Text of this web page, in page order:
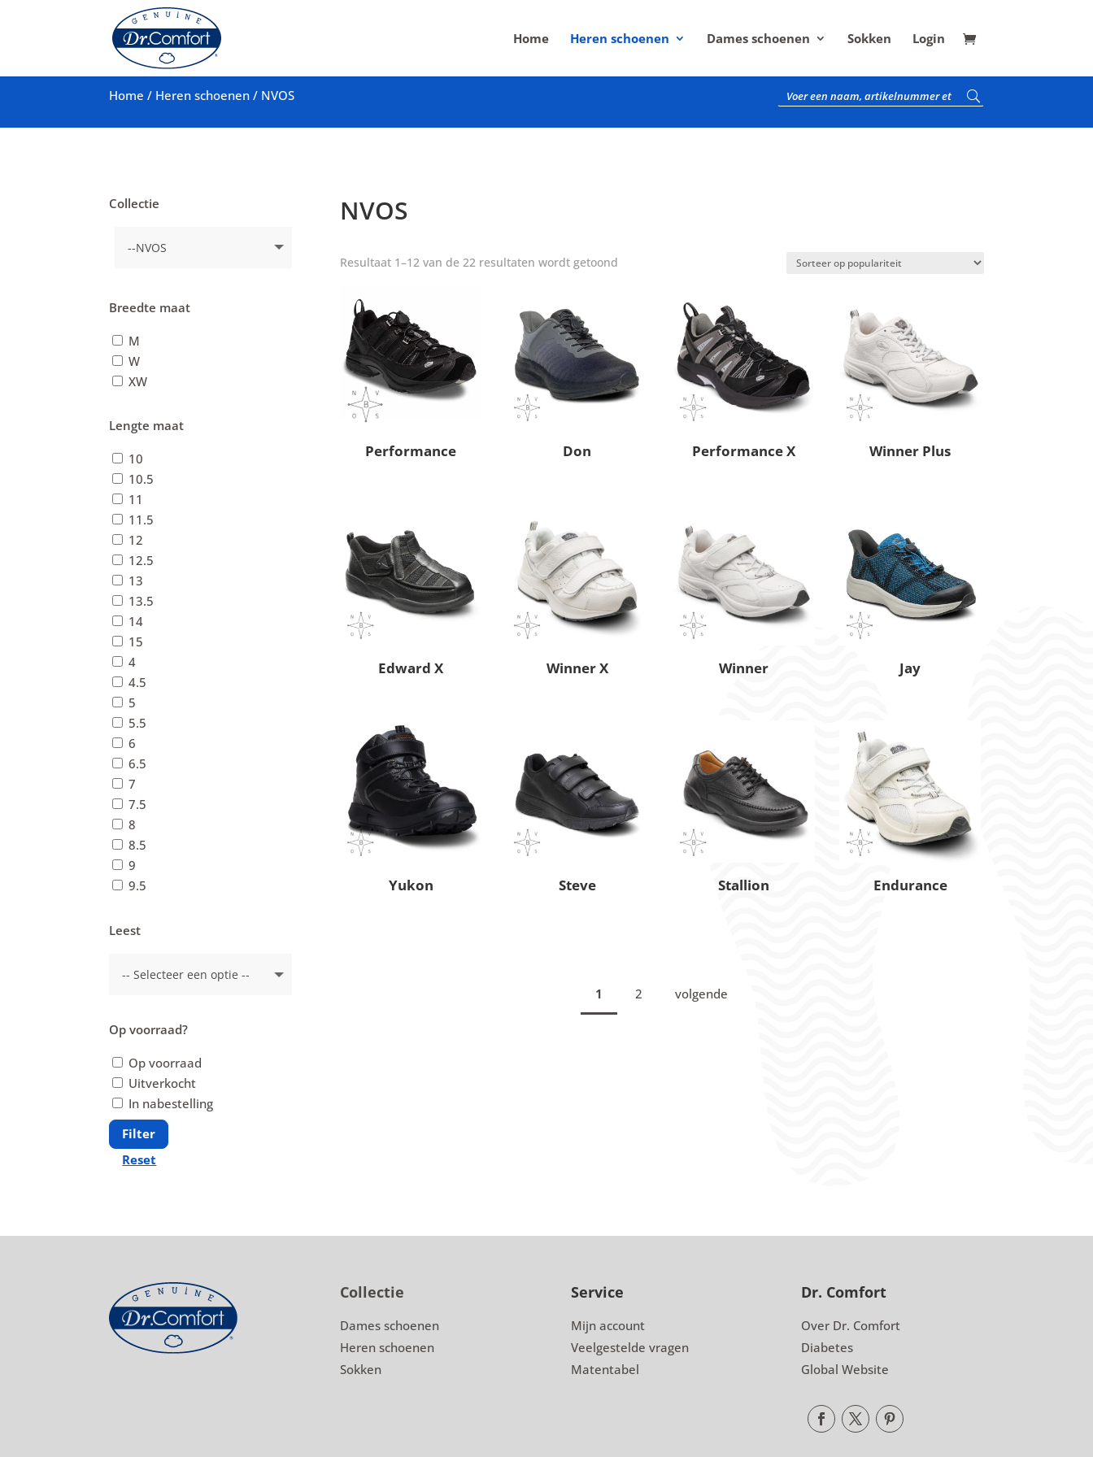
Home Heren schoenen Dames schoenen Sokken Login
Home / Heren schoenen / NVOS
Collectie
Breedte maat
M
W
XW
Lengte maat
10
10.5
11
11.5
12
12.5
13
13.5
14
15
4
4.5
5
5.5
6
6.5
7
7.5
8
8.5
9
9.5
Leest
Op voorraad?
Op voorraad
Uitverkocht
In nabestelling
Filter
Reset
NVOS
Resultaat 1–12 van de 22 resultaten wordt getoondGesorteerd
Performance Don Performance X Winner Plus
Edward X Winner X Winner Jay
Yukon Steve Stallion Endurance
1 2 volgende
Collectie
Dames schoenen
Heren schoenen
Sokken
Service
Mijn account
Veelgestelde vragen
Matentabel
Dr. Comfort
Over Dr. Comfort
Diabetes
Global Website